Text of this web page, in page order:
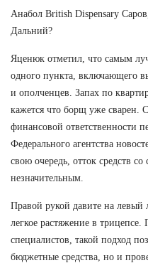
Анабол British Dispensary
Дальний?
Яценюк отметил, что самым
одного пункта, включающего
и ополченцев. Запах по
кажется что борщ уже сварен.
финансовой ответственности
Федерального агентства
свою очередь, отток средств
незначительным.
Правой рукой давите на левый
легкое растяжение в трицепсе.
специалистов, такой подход
бюджетные средства, но и